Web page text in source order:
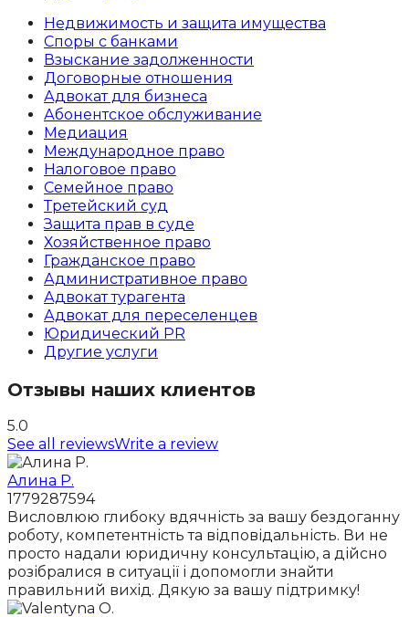
Недвижимость и защита имущества
Споры с банками
Взыскание задолженности
Договорные отношения
Адвокат для бизнеса
Абoнентское обслуживание
Медиация
Международное право
Налоговое право
Семейное право
Третейский суд
Защита прав в суде
Хозяйственное право
Гражданское право
Административное право
Адвокат турагента
Адвокат для переселенцев
Юридический PR
Другие услуги
Отзывы наших клиентов
5.0
See all reviewsWrite a review
Алина Р.
1779287594
Висловлюю глибоку вдячність за вашу бездоганну
роботу, компетентність та відповідальність. Ви не
просто надали юридичну консультацію, а дійсно
розібралися в ситуації і допомогли знайти
правильний вихід. Дякую за вашу підтримку!